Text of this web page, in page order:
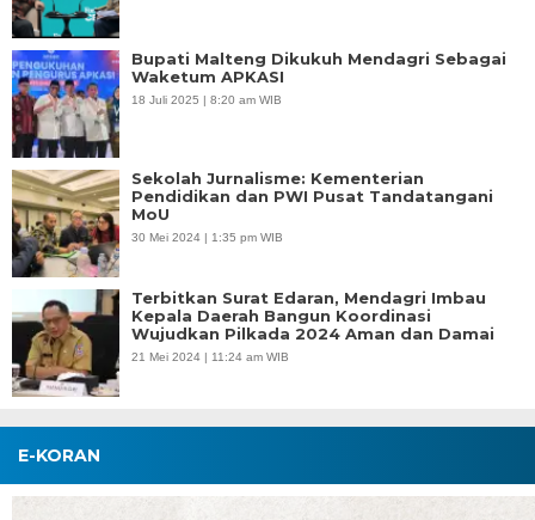
Bupati Malteng Dikukuh Mendagri Sebagai
Waketum APKASI
18 Juli 2025 | 8:20 am WIB
Sekolah Jurnalisme: Kementerian
Pendidikan dan PWI Pusat Tandatangani
MoU
30 Mei 2024 | 1:35 pm WIB
Terbitkan Surat Edaran, Mendagri Imbau
Kepala Daerah Bangun Koordinasi
Wujudkan Pilkada 2024 Aman dan Damai
21 Mei 2024 | 11:24 am WIB
E-KORAN